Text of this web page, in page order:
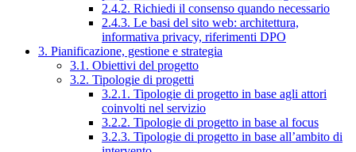
2.4.2. Richiedi il consenso quando necessario
2.4.3. Le basi del sito web: architettura,
informativa privacy, riferimenti DPO
3. Pianificazione, gestione e strategia
3.1. Obiettivi del progetto
3.2. Tipologie di progetti
3.2.1. Tipologie di progetto in base agli attori
coinvolti nel servizio
3.2.2. Tipologie di progetto in base al focus
3.2.3. Tipologie di progetto in base all’ambito di